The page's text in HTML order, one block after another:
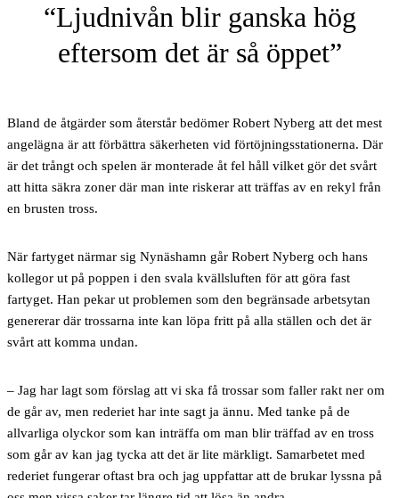
Ljudnivån blir ganska hög
eftersom det är så öppet
Bland de åtgärder som återstår bedömer Robert Nyberg att det mest
angelägna är att förbättra säkerheten vid förtöjningsstationerna. Där
är det trångt och spelen är monterade åt fel håll vilket gör det svårt
att hitta säkra zoner där man inte riskerar att träffas av en rekyl från
en brusten tross.
När fartyget närmar sig Nynäshamn går Robert Nyberg och hans
kollegor ut på poppen i den svala kvällsluften för att göra fast
fartyget. Han pekar ut problemen som den begränsade arbetsytan
genererar där trossarna inte kan löpa fritt på alla ställen och det är
svårt att komma undan.
– Jag har lagt som förslag att vi ska få trossar som faller rakt ner om
de går av, men rederiet har inte sagt ja ännu. Med tanke på de
allvarliga olyckor som kan inträffa om man blir träffad av en tross
som går av kan jag tycka att det är lite märkligt. Samarbetet med
rederiet fungerar oftast bra och jag uppfattar att de brukar lyssna på